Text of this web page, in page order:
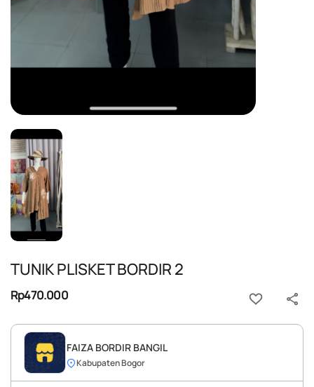
TUNIK PLISKET BORDIR 2
Rp470.000
FAIZA BORDIR BANGIL
Kabupaten Bogor